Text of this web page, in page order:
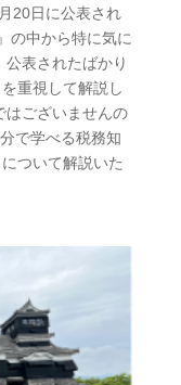
20日に公表され
の中から特に気に
表されたばかり
重視して解説し
はございませんの
で学べる税務知
ついて解説いた